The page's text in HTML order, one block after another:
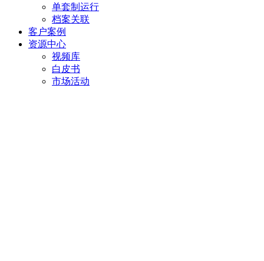
单套制运行
档案关联
客户案例
资源中心
视频库
白皮书
市场活动